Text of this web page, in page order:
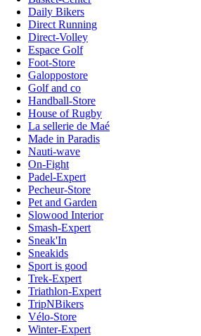
Daily Bikers
Direct Running
Direct-Volley
Espace Golf
Foot-Store
Galoppostore
Golf and co
Handball-Store
House of Rugby
La sellerie de Maé
Made in Paradis
Nauti-wave
On-Fight
Padel-Expert
Pecheur-Store
Pet and Garden
Slowood Interior
Smash-Expert
Sneak'In
Sneakids
Sport is good
Trek-Expert
Triathlon-Expert
TripNBikers
Vélo-Store
Winter-Expert